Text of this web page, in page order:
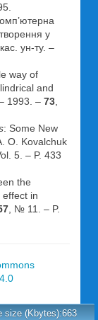
у
ун-ту. –
way of
and
1993. – 73
: Some New
O. Kovalchuk
5. – P. 433
the
in
, № 11. – P.
size (Kbytes):663